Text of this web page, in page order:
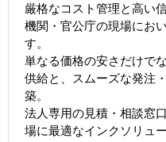
厳格なコスト管理と高い
機関・官公庁の現場にお
す。
単なる価格の安さだけで
供給と、スムーズな発注
築。
法人専用の見積・相談窓
場に最適なインクソリュ